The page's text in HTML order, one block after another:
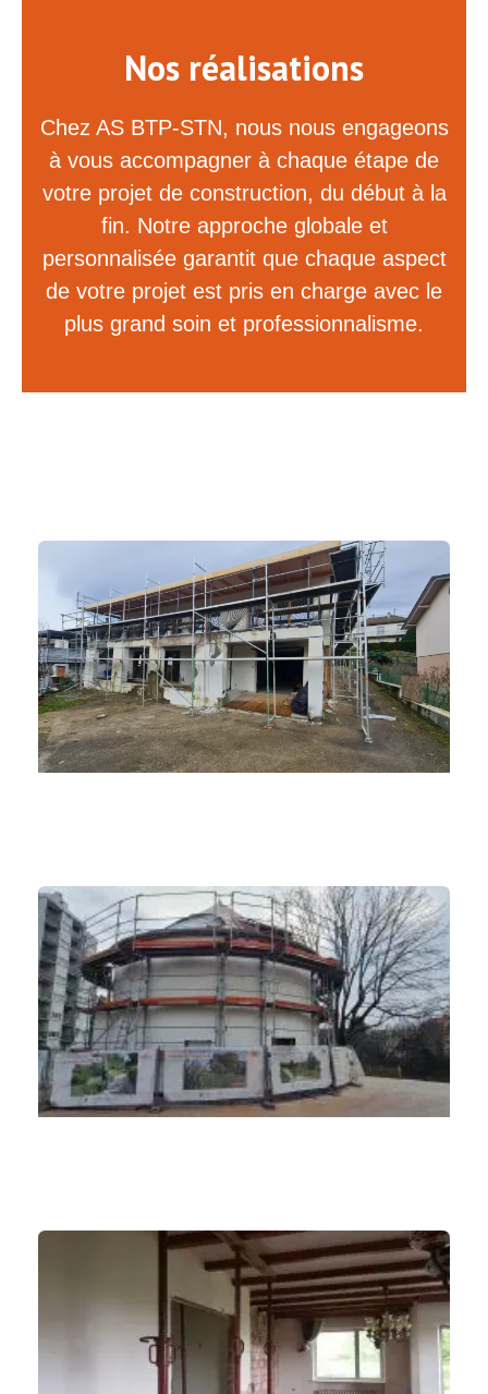
Nos réalisations
Chez AS BTP-STN, nous nous engageons
à vous accompagner à chaque étape de
votre projet de construction, du début à la
fin. Notre approche globale et
personnalisée garantit que chaque aspect
de votre projet est pris en charge avec le
plus grand soin et professionnalisme.